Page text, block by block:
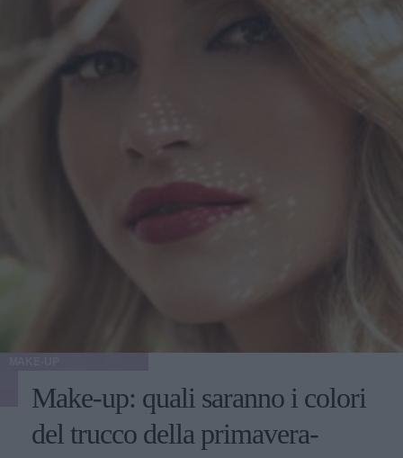
Make-up: quali saranno i colori
del trucco della primavera-